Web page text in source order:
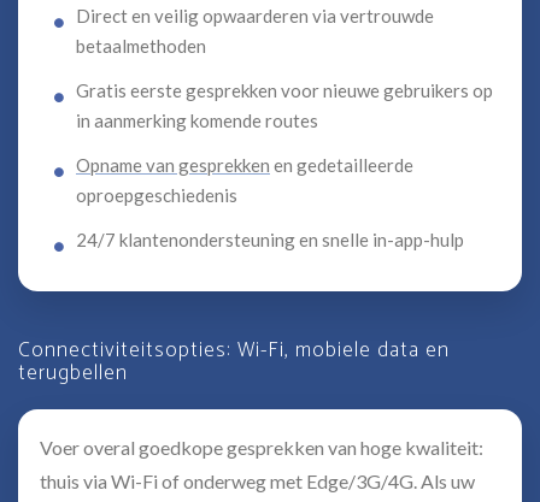
Direct en veilig opwaarderen via vertrouwde
betaalmethoden
Gratis eerste gesprekken voor nieuwe gebruikers op
in aanmerking komende routes
Opname van gesprekken en gedetailleerde
oproepgeschiedenis
24/7 klantenondersteuning en snelle in-app-hulp
Connectiviteitsopties: Wi-Fi, mobiele data en
terugbellen
Voer overal goedkope gesprekken van hoge kwaliteit:
thuis via Wi-Fi of onderweg met Edge/3G/4G. Als uw